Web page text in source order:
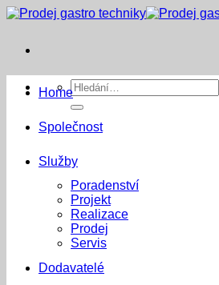
Přeskočit
Hledat:
Home
Společnost
Služby
Poradenství
Projekt
Realizace
Prodej
Servis
Dodavatelé